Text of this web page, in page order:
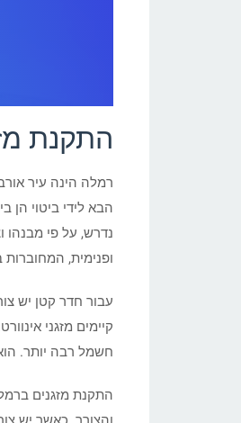
התקנת
רמלה הינה עיר
הבא לידי ביטוי הן
נדרש, על פי מבנהו
ופנימית,
קיימים מזגני
חשמל רבה יותר.
התקנת מזגנים